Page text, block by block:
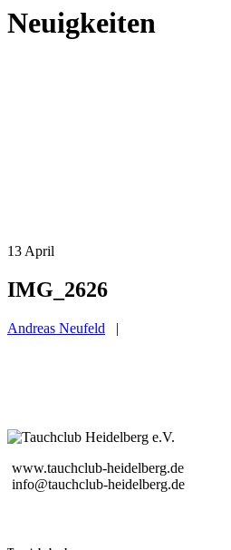
Neuigkeiten
13 April
IMG_2626
Andreas Neufeld |
www.tauchclub-heidelberg.de
info@tauchclub-heidelberg.de